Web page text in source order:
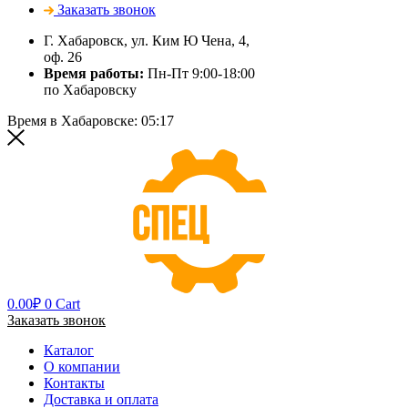
Заказать звонок
Г. Хабаровск, ул. Ким Ю Чена, 4,
оф. 26
Время работы: Пн-Пт 9:00-18:00
по Хабаровску
Время в Хабаровске: 05:17
0.00₽ 0 Cart
Заказать звонок
Каталог
О компании
Контакты
Доставка и оплата